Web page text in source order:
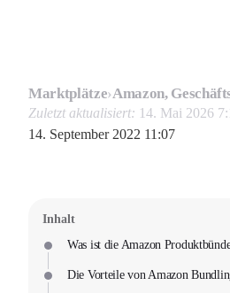
Marktplätze›Amazon,
Zuletzt aktualisiert: 14. Mai 2026
14. September 2022 11:07
Inhalt
Was ist die Amazon
Die Vorteile von Amazon